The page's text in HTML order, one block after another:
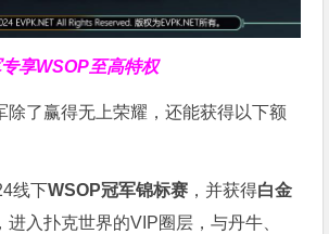
享WSOP至高特权
除了赢得无上荣耀，还能获得以下额
线下WSOP冠军锦标赛 ，并获得白金
，进入扑克世界的VIP圈层，与丹牛、